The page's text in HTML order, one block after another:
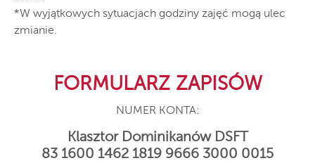
*W wyjątkowych sytuacjach godziny zajęć mogą ulec
zmianie.
FORMULARZ ZAPISÓW
NUMER KONTA:
Klasztor Dominikanów DSFT
83 1600 1462 1819 9666 3000 0015